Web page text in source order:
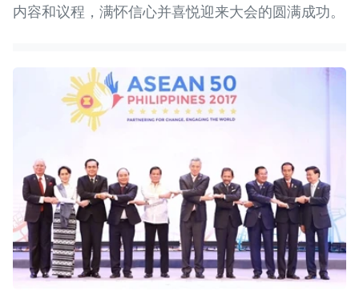
内容和议程，满怀信心并喜悦迎来大会的圆满成功。